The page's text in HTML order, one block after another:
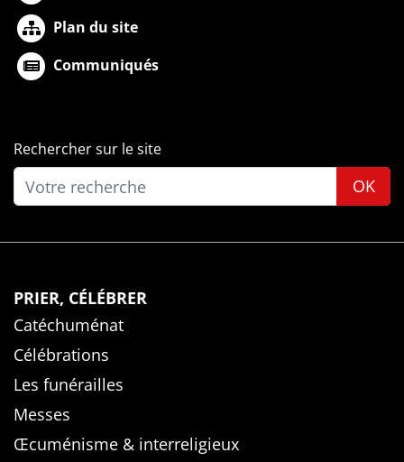
Plan du site
Communiqués
Rechercher sur le site
OK
PRIER, CÉLÉBRER
Catéchuménat
Célébrations
Les funérailles
Messes
Œcuménisme & interreligieux